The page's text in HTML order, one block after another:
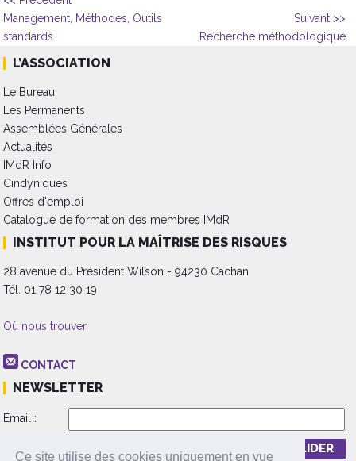
Ce site utilise des cookies uniquement en vue
Management, Méthodes, Outils
standards
Suivant >>
Recherche méthodologique
L’ASSOCIATION
Le Bureau
Les Permanents
Assemblées Générales
Actualités
IMdR Info
Cindyniques
Offres d'emploi
Catalogue de formation des membres IMdR
INSTITUT POUR LA MAÎTRISE DES RISQUES
28 avenue du Président Wilson - 94230 Cachan
Tél. 01 78 12 30 19
Où nous trouver
CONTACT
NEWSLETTER
Email :